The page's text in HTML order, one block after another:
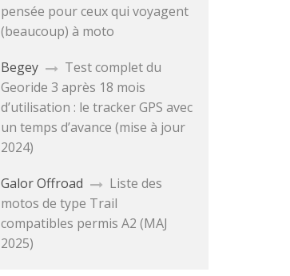
pensée pour ceux qui voyagent
(beaucoup) à moto
Begey
Test complet du
Georide 3 après 18 mois
d’utilisation : le tracker GPS avec
un temps d’avance (mise à jour
2024)
Galor Offroad
Liste des
motos de type Trail
compatibles permis A2 (MAJ
2025)